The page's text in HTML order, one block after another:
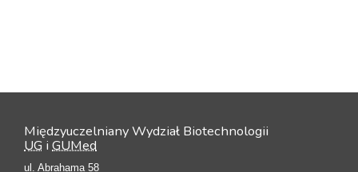
Międzyuczelniany Wydział Biotechnologii
UG i GUMed
ul. Abrahama 58